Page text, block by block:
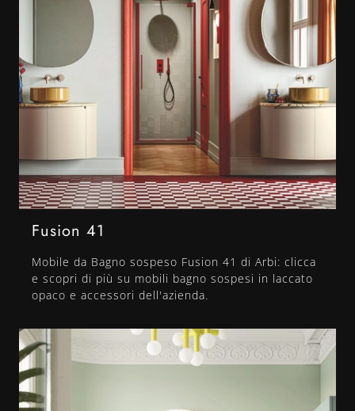
Fusion 41
Mobile da Bagno sospeso Fusion 41 di Arbi: clicca
e scopri di più su mobili bagno sospesi in laccato
opaco e accessori dell'azienda.